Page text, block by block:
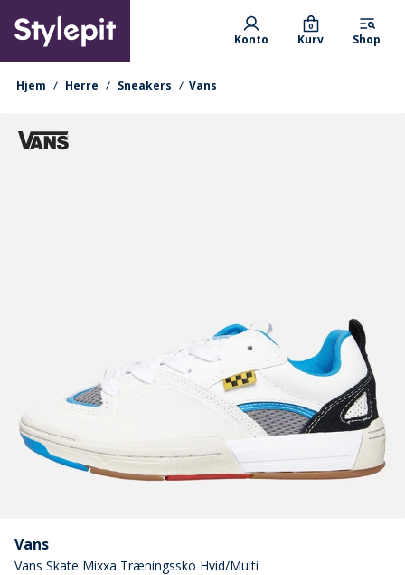
main
content
Primary departments
Konto Kurv
0
Shop
navigationssti
Hjem Herre Sneakers Vans
Vans
Vans Skate Mixxa Træningssko Hvid/Multi